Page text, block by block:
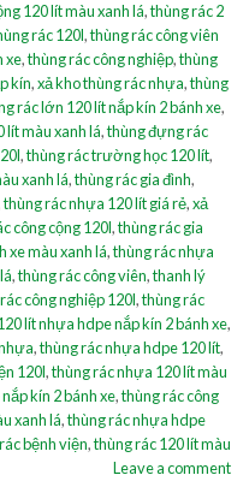
120 lít màu xanh lá,thùng rác 2
rác 120l,thùng rác công viên
xe,thùng rác công nghiệp,thùng
kín,xả kho thùng rác nhựa,thùng
rác lớn 120 lít nắp kín 2 bánh xe,
màu xanh lá,thùng đựng rác
,thùng rác trường học 120 lít,
xanh lá,thùng rác gia đình,
thùng rác nhựa 120 lít giá rẻ,xả
công cộng 120l,thùng rác gia
xe màu xanh lá,thùng rác nhựa
,thùng rác công viên,thanh lý
công nghiệp 120l,thùng rác
lít nhựa hdpe nắp kín 2 bánh xe,
,thùng rác nhựa hdpe 120 lít,
120l,thùng rác nhựa 120 lít màu
kín 2 bánh xe,thùng rác công
xanh lá,thùng rác nhựa hdpe
bệnh viện,thùng rác 120 lít màu
Leave a comment